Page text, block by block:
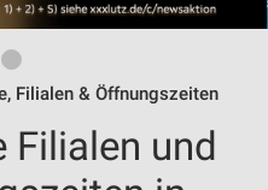
Filialen & Öffnungszeiten
Filialen und